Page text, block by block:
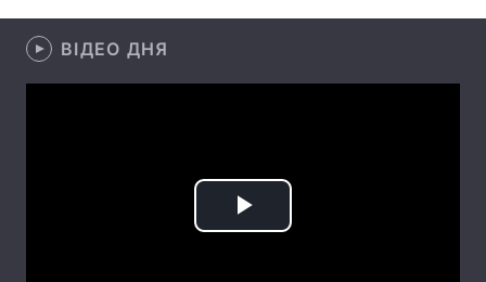
Лонгріди
ВІДЕО ДНЯ
Play